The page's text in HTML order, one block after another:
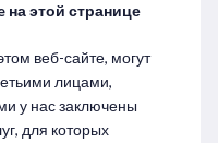
этой странице
веб-сайте, могут
лицами,
у нас заключены
для которых